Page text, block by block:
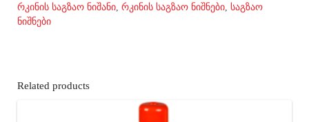
რკინის საგზაო ნიშანი რკინის საგზაო ნიშნები საგზაო
ნიშნები
Related products